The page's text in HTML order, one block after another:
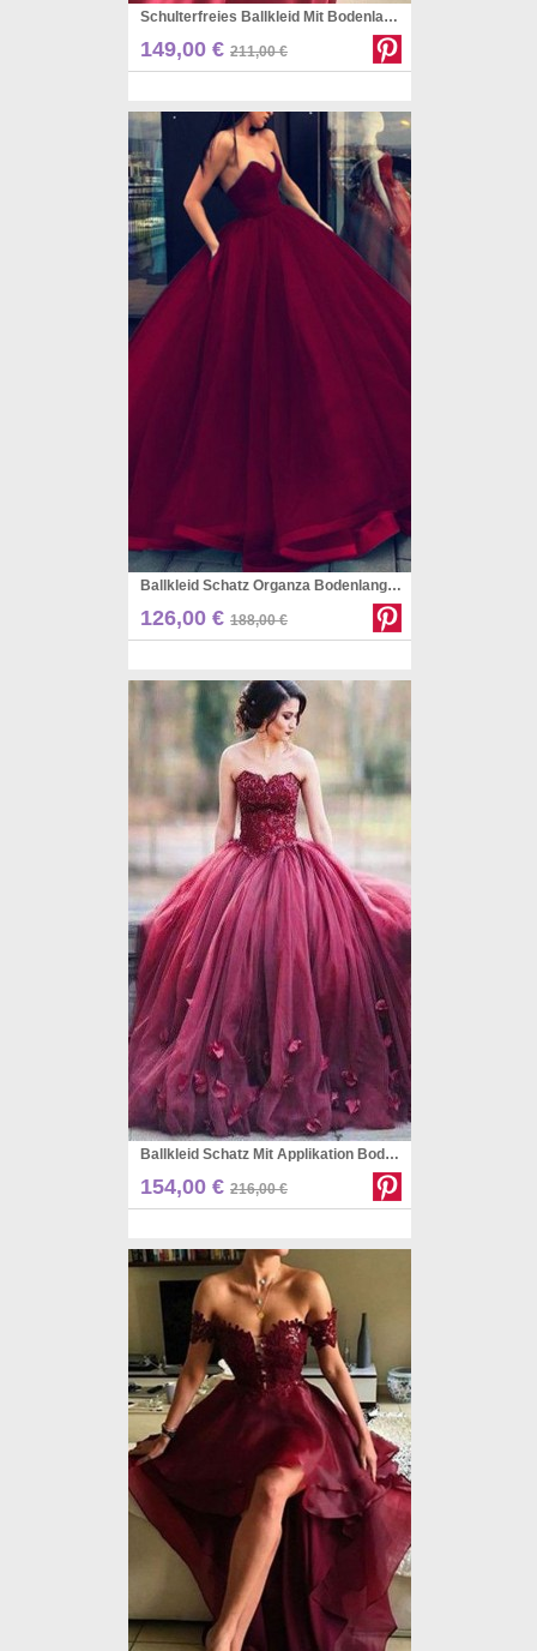
Schulterfreies Ballkleid Mit Bodenlangem Kleid Aus Satinapplikation JTC10313
149,00 € 211,00 €
Pinterest
Ballkleid Schatz Organza Bodenlanges Kleid JTC16433
126,00 € 188,00 €
Pinterest
Ballkleid Schatz Mit Applikation Bodenlanges Tüllkleid JTC8753
154,00 € 216,00 €
Pinterest